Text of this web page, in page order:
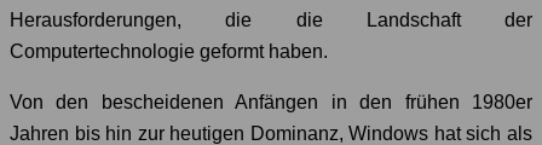
Herausforderungen, die die Landschaft der
Computertechnologie geformt haben.
Von den bescheidenen Anfängen in den frühen 1980er
Jahren bis hin zur heutigen Dominanz, Windows hat sich als